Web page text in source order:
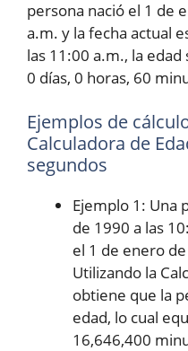
persona nació el 1 de
a.m. y la fecha actual
las 11:00 a.m., la
0 días, 0 horas, 60
Ejemplos de
Calculadora de
segundos
Ejemplo 1: Una
de 1990 a las
el 1 de enero
Utilizando la
obtiene que la
edad, lo cual
16,646,400